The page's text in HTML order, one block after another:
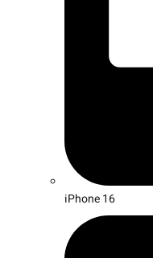
iPhone 16